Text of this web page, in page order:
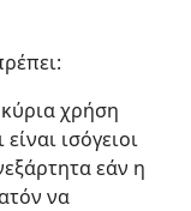
χρήση
ισόγειοι
εάν η
να